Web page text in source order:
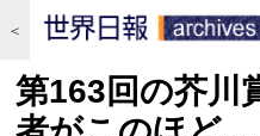
＜
第163回の芥川